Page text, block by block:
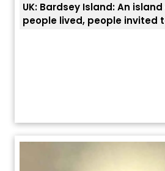
UK: Bardsey Island: An
people lived, people invited